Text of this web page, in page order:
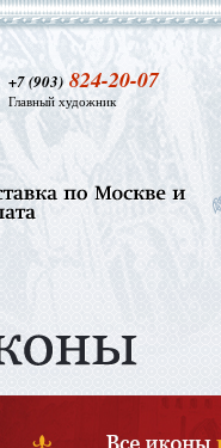
+7 (903)824-20-07
Главный художник